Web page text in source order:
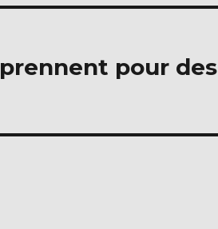
pour des